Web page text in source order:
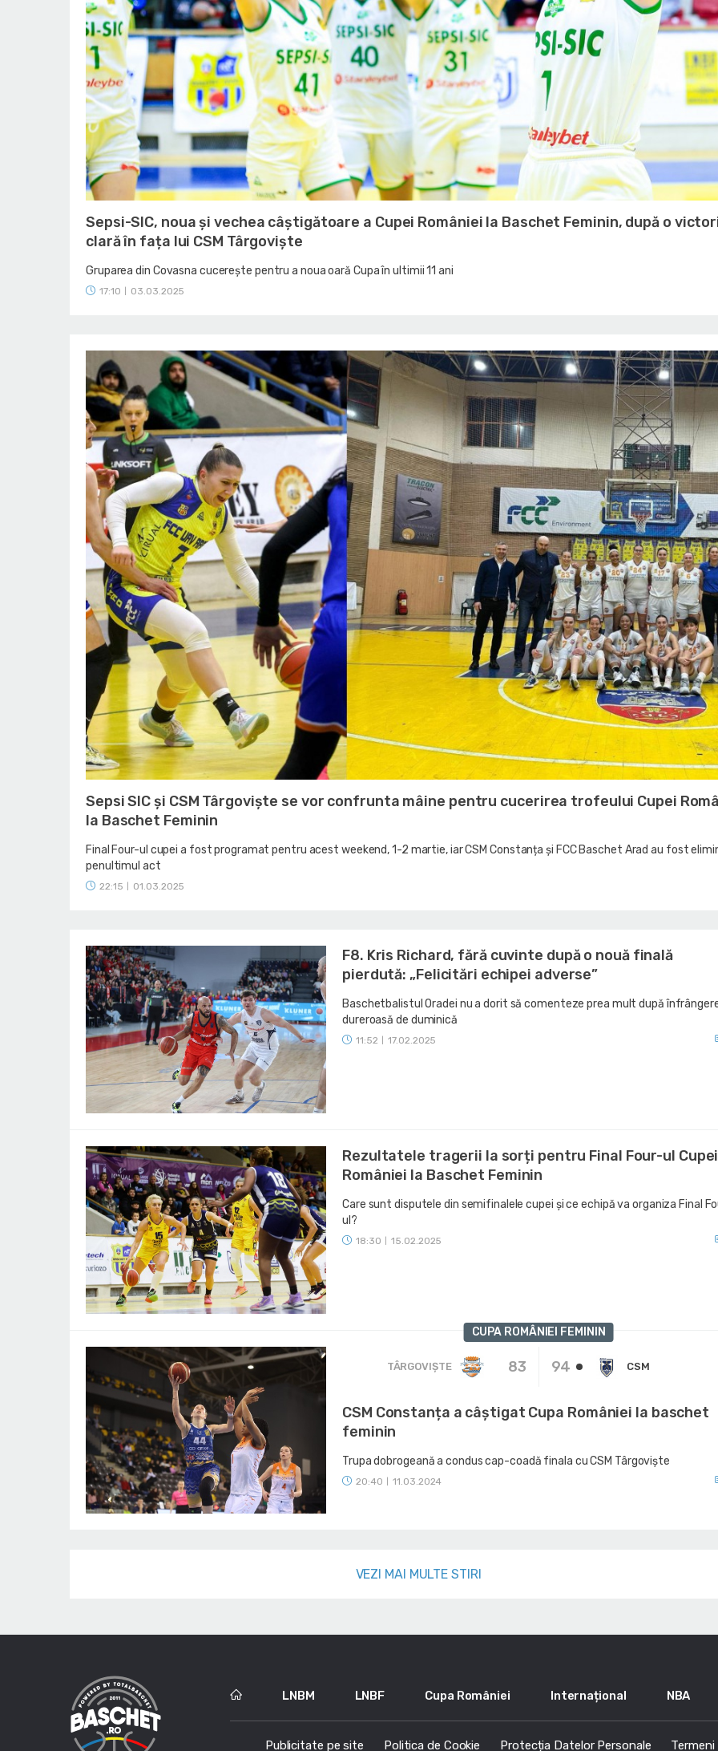
Sepsi-SIC, noua și vechea câștigătoare a Cupei României la Baschet Feminin, după o
clară în fața lui CSM Târgoviște
Gruparea din Covasna cucerește pentru a noua oară Cupa în ultimii 11 ani
17:10 03.03.2025
Sepsi SIC și CSM Târgoviște se vor confrunta mâine pentru cucerirea trofeului Cupei
la Baschet Feminin
Final Four-ul cupei a fost programat pentru acest weekend, 1-2 martie, iar CSM Constanța și FCC Baschet Arad au fost
penultimul act
22:15 01.03.2025
F8. Kris Richard, fără cuvinte după o nouă finală
pierdută: „Felicitări echipei adverse”
Baschetbalistul Oradei nu a dorit să comenteze prea mult după
dureroasă de duminică
11:52 17.02.2025
Rezultatele tragerii la sorți pentru Final Four-ul Cupei
României la Baschet Feminin
Care sunt disputele din semifinalele cupei și ce echipă va organiza Final
ul?
18:30 15.02.2025
CUPA ROMÂNIEI FEMININ
TÂRGOVIȘTE 83 94 CSM
CSM Constanța a câștigat Cupa României la baschet
feminin
Trupa dobrogeană a condus cap-coadă finala cu CSM Târgoviște
20:40 11.03.2024
VEZI MAI MULTE STIRI
LNBM LNBF Cupa României Internațional NBA
Publicitate pe site Politica de Cookie Protecția Datelor Personale